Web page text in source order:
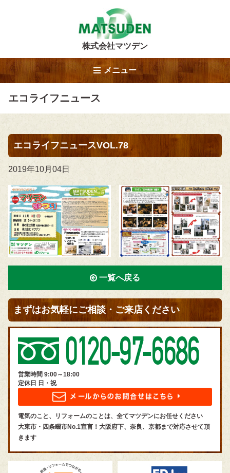
株式会社マツデン
メニュー
エコライフニュース
エコライフニュースVOL.78
2019年10月04日
一覧へ戻る
まずはお気軽にご相談・ご来店ください
営業時間 9:00～18:00
定休日 日・祝
電気のこと、リフォームのことは、全てマツデンにお任せください
大東市・四条畷市No.1宣言！大阪府下、奈良、京都まで対応させて頂
きます